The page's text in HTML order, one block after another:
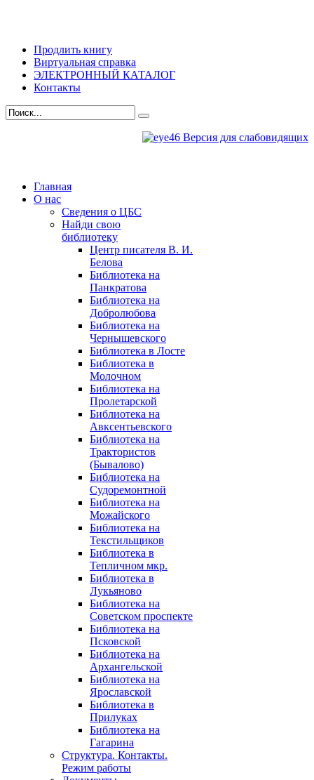
Продлить книгу
Виртуальная справка
ЭЛЕКТРОННЫЙ КАТАЛОГ
Контакты
Версия для слабовидящих
Главная
О нас
Сведения о ЦБС
Найди свою
библиотеку
Центр писателя В. И.
Белова
Библиотека на
Панкратова
Библиотека на
Добролюбова
Библиотека на
Чернышевского
Библиотека в Лосте
Библиотека в
Молочном
Библиотека на
Пролетарской
Библиотека на
Авксентьевского
Библиотека на
Трактористов
(Бывалово)
Библиотека на
Судоремонтной
Библиотека на
Можайского
Библиотека на
Текстильщиков
Библиотека в
Тепличном мкр.
Библиотека в
Лукьяново
Библиотека на
Советском проспекте
Библиотека на
Псковской
Библиотека на
Архангельской
Библиотека на
Ярославской
Библиотека в
Прилуках
Библиотека на
Гагарина
Структура. Контакты.
Режим работы